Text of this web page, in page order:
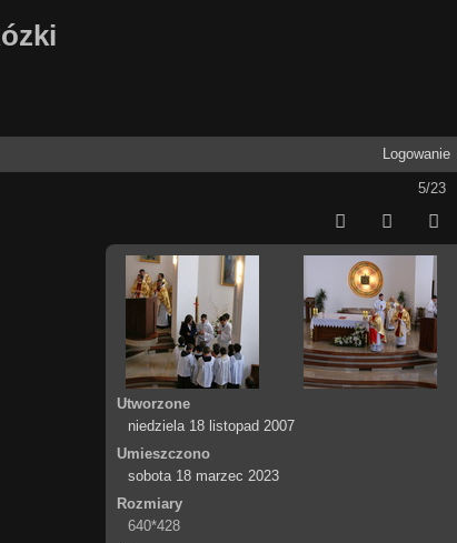
Logowanie
5/23
Utworzone
niedziela 18 listopad 2007
Umieszczono
sobota 18 marzec 2023
Rozmiary
640*428